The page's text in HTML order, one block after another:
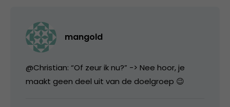
mangold
@Christian: “Of zeur ik nu?” -> Nee hoor, je
maakt geen deel uit van de doelgroep 😉